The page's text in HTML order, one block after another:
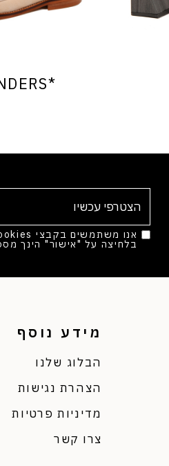
*WONDERS*
בלחיצה על "אישור" הינך
מידע נוסף
הבלוג שלנו
הצהרת נגישות
מדיניות פרטיות
צרו קשר